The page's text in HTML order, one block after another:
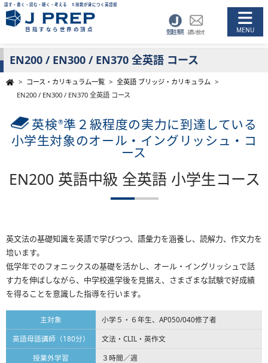
話す・書く・読む・聴く・考える ５技能が身につく英語塾
目指すなら世界の頂点
EN200 / EN300 / EN370 全英語 コース
> コース・カリキュラム一覧 > 全英語 ブリッジ・カリキュラム >
EN200 / EN300 / EN370 全英語 コース
英検®準２級程度の実力に到達している
小学生対象のオール・イングリッシュ・コ
ース
EN200 英語中級 全英語 小学生コース
英文法の基礎知識を英語で学びつつ、語彙力を涵養し、読解力、作文力を
培います。
低学年でのフォニックスの基礎を活かし、オール・イングリッシュで話
す力を伸ばしながら、中学校進学後を見据え、さまざまな試験で好成績
を得ることを意識した指導を行います。
主対象
小学５・６年生、AP050/040修了者
英語母語講師（180分）
文法・CLIL・英作文
授業外学習
３時間／週